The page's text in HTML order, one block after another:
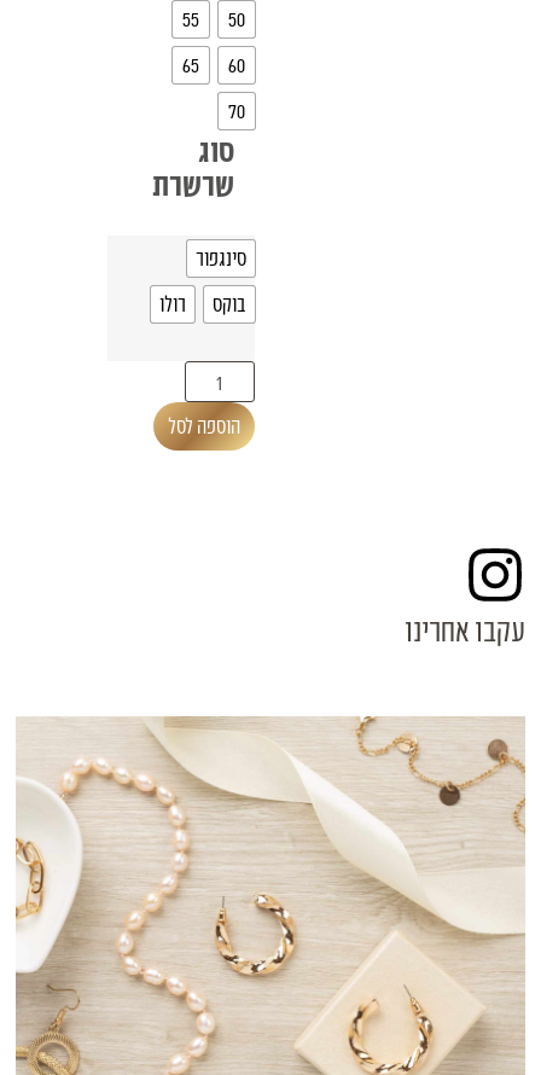
50
55
60
65
70
סוג
שרשרת
סינגפור
בוקס
רולו
הוספה לסל
עקבו אחרינו